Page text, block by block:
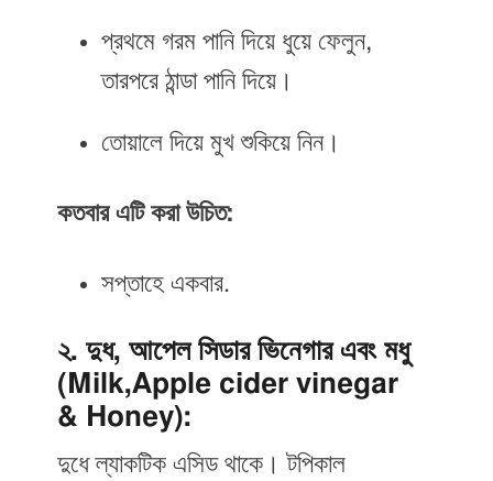
প্রথমে গরম পানি দিয়ে ধুয়ে ফেলুন,
তারপরে ঠান্ডা পানি দিয়ে।
তোয়ালে দিয়ে মুখ শুকিয়ে নিন।
কতবার এটি করা উচিত:
সপ্তাহে একবার.
২. দুধ, আপেল সিডার ভিনেগার এবং মধু
(Milk,Apple cider vinegar
& Honey):
দুধে ল্যাকটিক এসিড থাকে। টপিকাল